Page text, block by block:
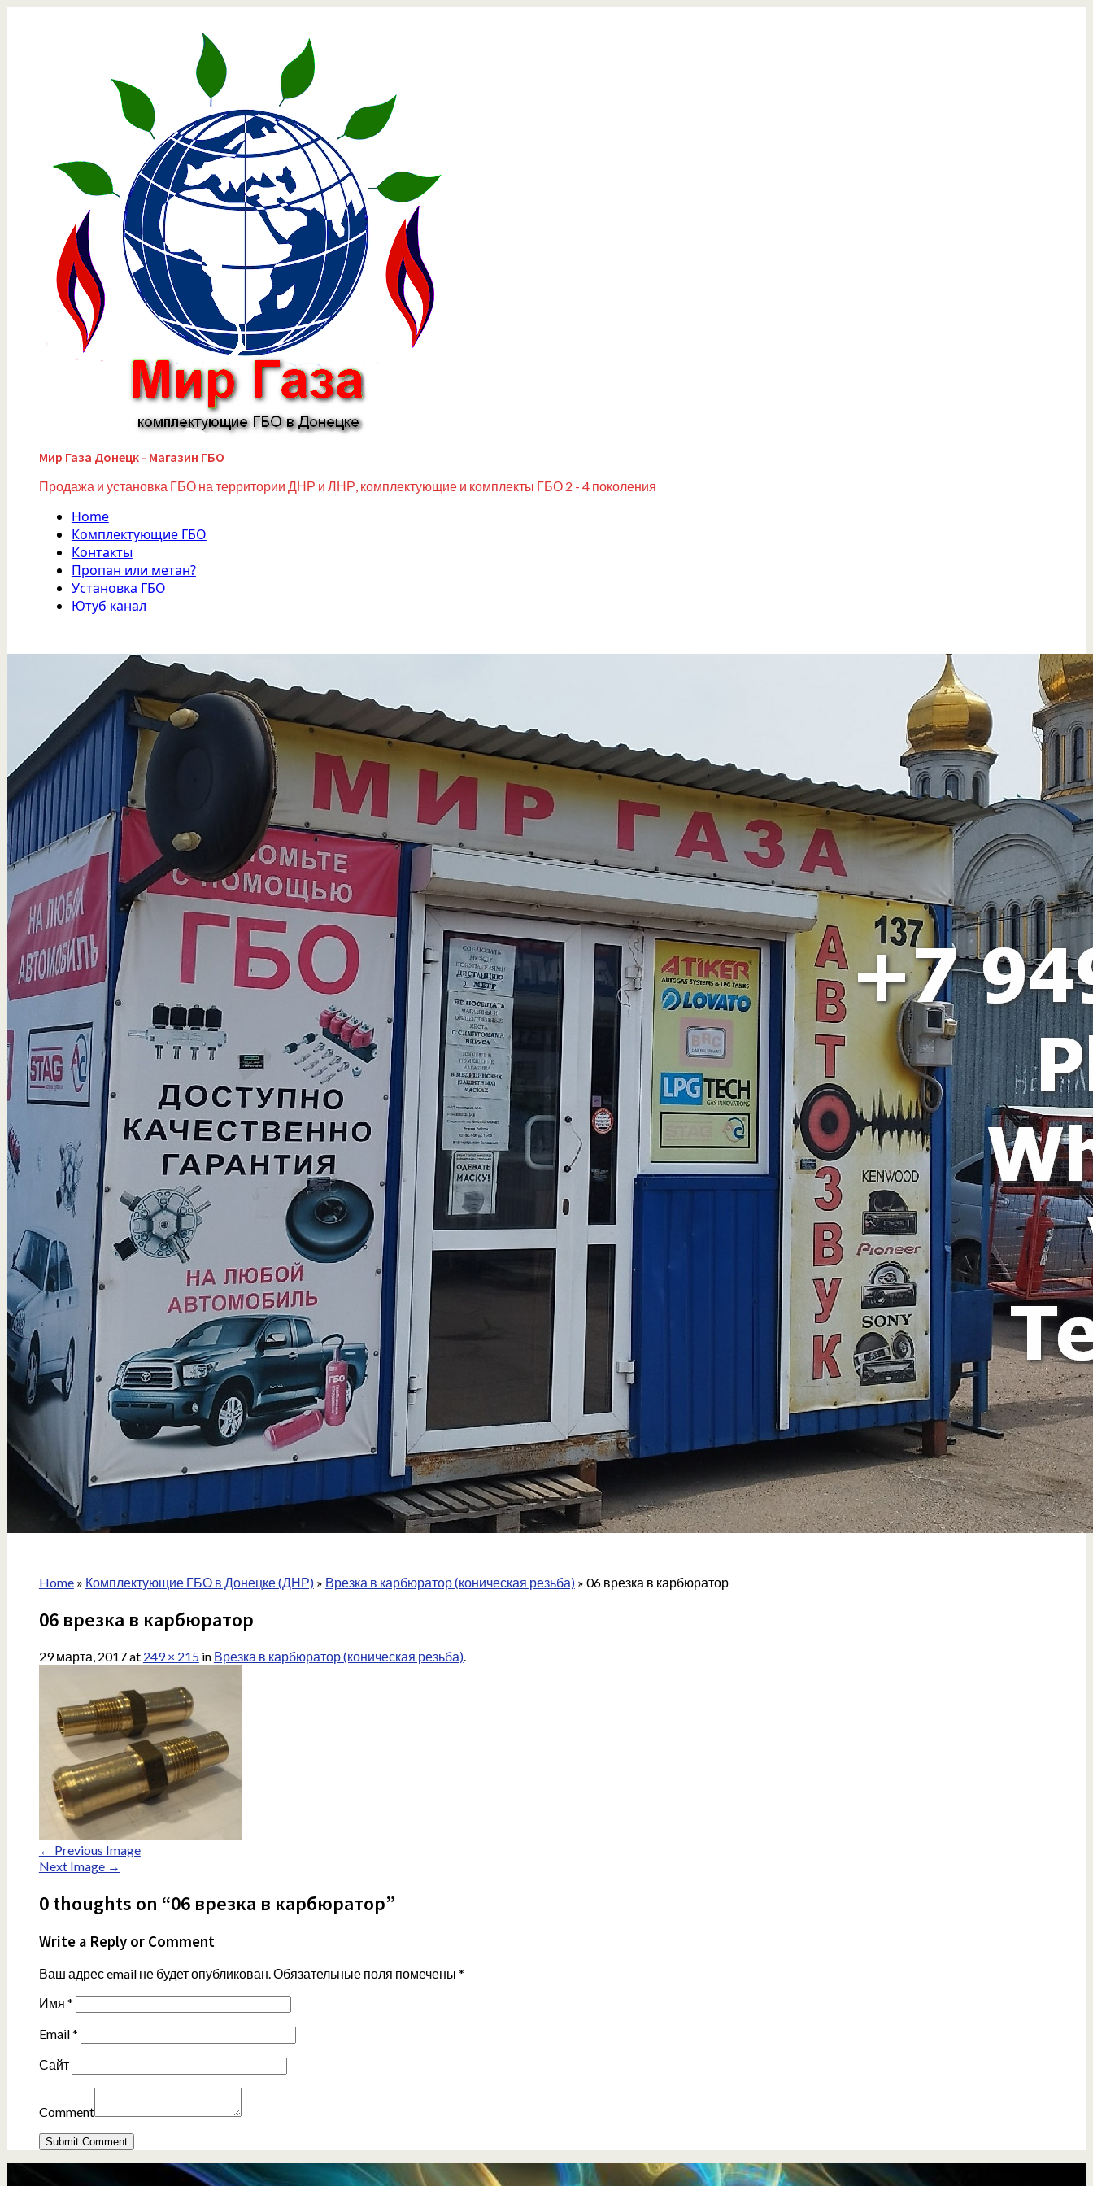
Мир Газа Донецк - Магазин ГБО
Продажа и установка ГБО на территории ДНР и ЛНР, комплектующие и комплекты ГБО 2 - 4 поколения
Home
Комплектующие ГБО
Контакты
Пропан или метан?
Установка ГБО
Ютуб канал
Home» Комплектующие ГБО в Донецке (ДНР)» Врезка в карбюратор (коническая резьба)» 06 врезка в карбюратор
06 врезка в карбюратор
29 марта, 2017at 249 × 215in Врезка в карбюратор (коническая резьба).
← Previous Image
Next Image →
0 thoughts on “06 врезка в карбюратор”
Write a Reply or Comment
Ваш адрес email не будет опубликован.Обязательные поля помечены *
Имя *
Email*
Сайт
Comment